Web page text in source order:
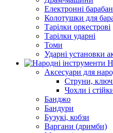
Електронні
Колотушки для
Тарілки оркестрові
Тарілки ударні
Томи
Ударні установки
Аксесуари для
Струни,
Чохли і
Банджо
Бандури
Бузукі, кобзи
Варгани (дримби)